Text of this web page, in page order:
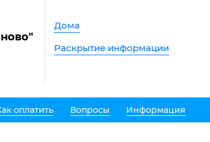
Дома
Раскрытие информации
оплатить Вопросы Информация